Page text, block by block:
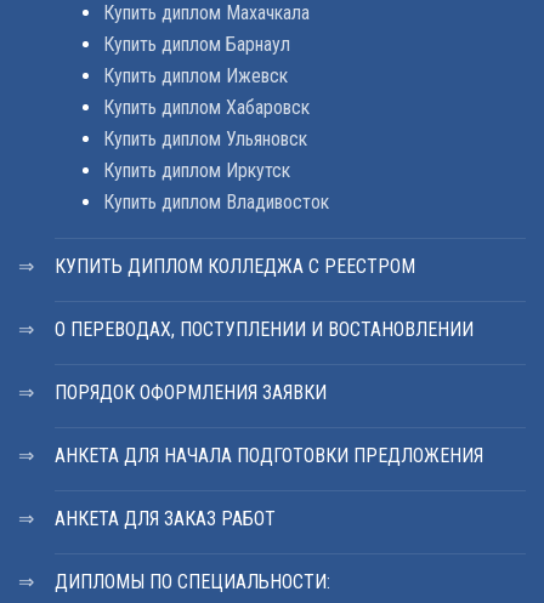
Купить диплом Махачкала
Купить диплом Барнаул
Купить диплом Ижевск
Купить диплом Хабаровск
Купить диплом Ульяновск
Купить диплом Иркутск
Купить диплом Владивосток
КУПИТЬ ДИПЛОМ КОЛЛЕДЖА С РЕЕСТРОМ
О ПЕРЕВОДАХ, ПОСТУПЛЕНИИ И ВОСТАНОВЛЕНИИ
ПОРЯДОК ОФОРМЛЕНИЯ ЗАЯВКИ
АНКЕТА ДЛЯ НАЧАЛА ПОДГОТОВКИ ПРЕДЛОЖЕНИЯ
АНКЕТА ДЛЯ ЗАКАЗ РАБОТ
ДИПЛОМЫ ПО СПЕЦИАЛЬНОСТИ: